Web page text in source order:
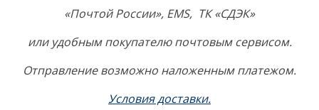
«Почтой России», EMS, ТК «СДЭК»
или удобным покупателю почтовым сервисом.
Отправление возможно наложенным платежом.
Условия доставки.